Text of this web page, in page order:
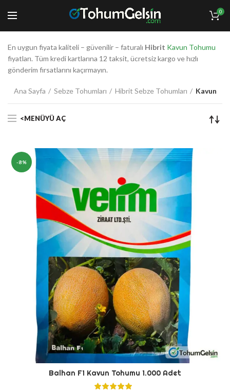
0
En uygun fiyata kaliteli – güvenilir – faturalı Hibrit Kavun Tohumu
fiyatları. Tüm kredi kartlarına 12 taksit, ücretsiz kargo ve hızlı
gönderim fırsatlarını kaçırmayın.
Ana Sayfa Sebze Tohumları Hibrit Sebze Tohumları Kavun
<MENÜYÜ AÇ
-8%
Balhan F1 Kavun Tohumu 1.000 Adet